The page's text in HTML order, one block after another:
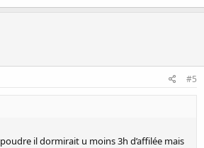
#5
il dormirait u moins 3h d’affilée mais